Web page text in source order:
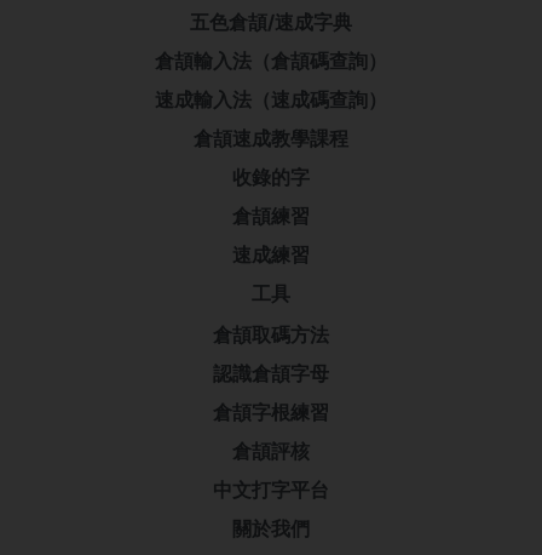
五色倉頡/速成字典
倉頡輸入法（倉頡碼查詢）
速成輸入法（速成碼查詢）
倉頡速成教學課程
收錄的字
倉頡練習
速成練習
工具
倉頡取碼方法
認識倉頡字母
倉頡字根練習
倉頡評核
中文打字平台
關於我們